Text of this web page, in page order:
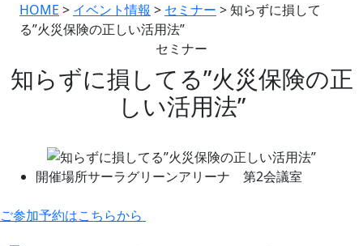
HOME > イベント情報 > セミナー >知らずに損して
る”火災保険の正しい活用法”
セミナー
知らずに損してる”火災保険の正
しい活用法”
開催場所サーラグリーンアリーナ 第2会議室
ご参加予約はこちらから